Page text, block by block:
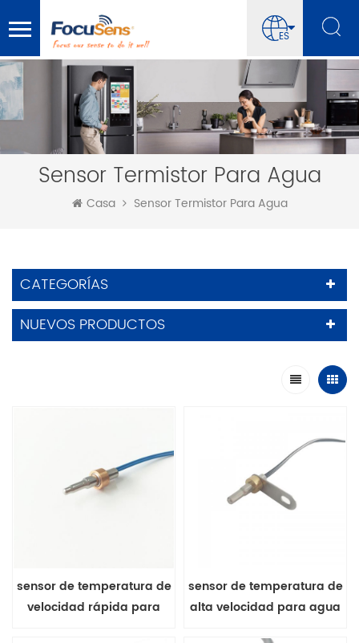
ES
Sensor Termistor Para Agua
Casa Sensor Termistor Para Agua
CATEGORÍAS
NUEVOS PRODUCTOS
sensor de temperatura de
velocidad rápida para
sensor de temperatura de
alta velocidad para agua